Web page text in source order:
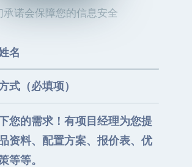
承诺会保障您的信息安全